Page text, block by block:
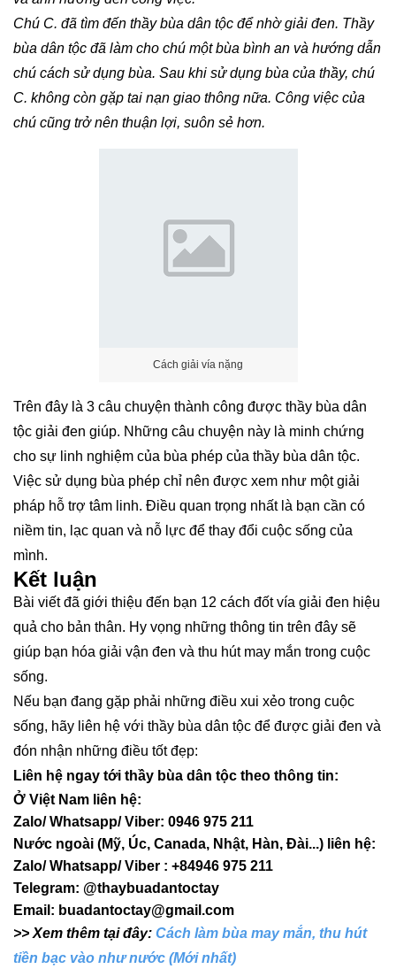
Chú C. đã tìm đến thầy bùa dân tộc để nhờ giải đen. Thầy
bùa dân tộc đã làm cho chú một bùa bình an và hướng dẫn
chú cách sử dụng bùa. Sau khi sử dụng bùa của thầy, chú
C. không còn gặp tai nạn giao thông nữa. Công việc của
chú cũng trở nên thuận lợi, suôn sẻ hơn.
Cách giải vía nặng
Trên đây là 3 câu chuyện thành công được thầy bùa dân
tộc giải đen giúp. Những câu chuyện này là minh chứng
cho sự linh nghiệm của bùa phép của thầy bùa dân tộc.
Việc sử dụng bùa phép chỉ nên được xem như một giải
pháp hỗ trợ tâm linh. Điều quan trọng nhất là bạn cần có
niềm tin, lạc quan và nỗ lực để thay đổi cuộc sống của
mình.
Kết luận
Bài viết đã giới thiệu đến bạn 12 cách đốt vía giải đen hiệu
quả cho bản thân. Hy vọng những thông tin trên đây sẽ
giúp bạn hóa giải vận đen và thu hút may mắn trong cuộc
sống.
Nếu bạn đang gặp phải những điều xui xẻo trong cuộc
sống, hãy liên hệ với thầy bùa dân tộc để được giải đen và
đón nhận những điều tốt đẹp:
Liên hệ ngay tới thầy bùa dân tộc theo thông tin:
Ở Việt Nam liên hệ:
Zalo/ Whatsapp/ Viber: 0946 975 211
Nước ngoài (Mỹ, Úc, Canada, Nhật, Hàn, Đài...) liên hệ:
Zalo/ Whatsapp/ Viber : +84946 975 211
Telegram: @thaybuadantoctay
Email: buadantoctay@gmail.com
>> Xem thêm tại đây: Cách làm bùa may mắn, thu hút
tiền bạc vào như nước (Mới nhất)